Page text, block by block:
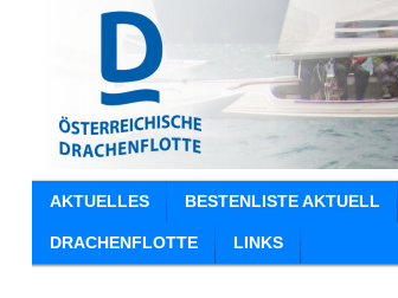
AKTUELLES BESTENLISTE AKTUELL
DRACHENFLOTTE LINKS